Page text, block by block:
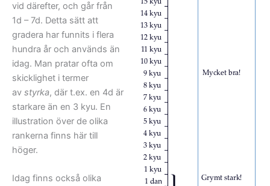
vid därefter, och går från
1d – 7d. Detta sätt att
gradera har funnits i flera
hundra år och används än
idag. Man pratar ofta om
skicklighet i termer
av styrka, där t.ex. en 4d är
starkare än en 3 kyu. En
illustration över de olika
rankerna finns här till
höger.
Idag finns också olika